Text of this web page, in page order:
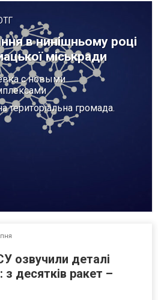
в нинішньому році
міськради
с новыми
територіальна громада.
озвучили деталі
з десятків ракет –